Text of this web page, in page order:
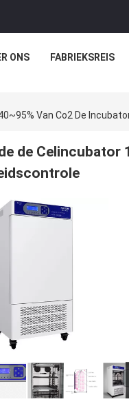
ONS FABRIEKSREIS
Van Co2 De
de Celincubator